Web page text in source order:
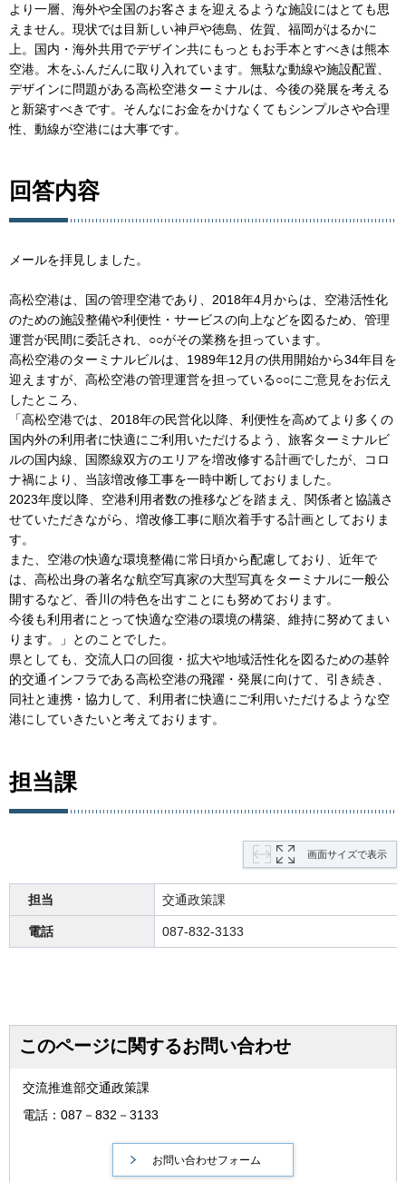
より一層、海外や全国のお客さまを迎えるような施設にはとても思
えません。現状では目新しい神戸や徳島、佐賀、福岡がはるかに
上。国内・海外共用でデザイン共にもっともお手本とすべきは熊本
空港。木をふんだんに取り入れています。無駄な動線や施設配置、
デザインに問題がある高松空港ターミナルは、今後の発展を考える
と新築すべきです。そんなにお金をかけなくてもシンプルさや合理
性、動線が空港には大事です。
回答内容
メールを拝見しました。
高松空港は、国の管理空港であり、2018年4月からは、空港活性化
のための施設整備や利便性・サービスの向上などを図るため、管理
運営が民間に委託され、○○がその業務を担っています。
高松空港のターミナルビルは、1989年12月の供用開始から34年目を
迎えますが、高松空港の管理運営を担っている○○にご意見をお伝え
したところ、
「高松空港では、2018年の民営化以降、利便性を高めてより多くの
国内外の利用者に快適にご利用いただけるよう、旅客ターミナルビ
ルの国内線、国際線双方のエリアを増改修する計画でしたが、コロ
ナ禍により、当該増改修工事を一時中断しておりました。
2023年度以降、空港利用者数の推移などを踏まえ、関係者と協議さ
せていただきながら、増改修工事に順次着手する計画としておりま
す。
また、空港の快適な環境整備に常日頃から配慮しており、近年で
は、高松出身の著名な航空写真家の大型写真をターミナルに一般公
開するなど、香川の特色を出すことにも努めております。
今後も利用者にとって快適な空港の環境の構築、維持に努めてまい
ります。」とのことでした。
県としても、交流人口の回復・拡大や地域活性化を図るための基幹
的交通インフラである高松空港の飛躍・発展に向けて、引き続き、
同社と連携・協力して、利用者に快適にご利用いただけるような空
港にしていきたいと考えております。
担当課
画面サイズで表示
担当 交通政策課
電話 087-832-3133
このページに関するお問い合わせ
交流推進部交通政策課
電話：087－832－3133